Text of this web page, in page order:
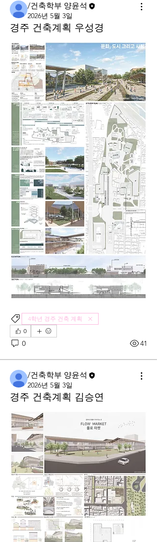
/건축학부 양윤석
2026년 5월 3일
경주 건축계획 우성경
4학년 경주 건축 계획
0
0 41
/건축학부 양윤석
2026년 5월 3일
경주 건축계획 김승연